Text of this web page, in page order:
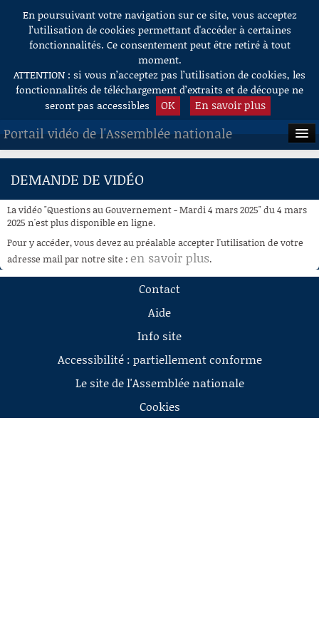
Aller au contenu
En poursuivant votre navigation sur ce site, vous acceptez
l’utilisation de cookies permettant d'accéder à certaines
fonctionnalités. Ce consentement peut être retiré à tout
moment.
ATTENTION : si vous n’acceptez pas l’utilisation de cookies, les
fonctionnalités de téléchargement d’extraits et de découpe ne
seront pas accessibles
OK En savoir plus
Portail vidéo de l'Assemblée nationale
ACCUEIL
À LA DEMANDE
RECHERCHE
AIDE À LA DÉCOUPE
DEMANDE DE VIDÉO
La vidéo "Questions au Gouvernement - Mardi 4 mars 2025" du 4 mars
2025 n'est plus disponible en ligne.
Pour y accéder, vous devez au préalable accepter l'utilisation de votre
adresse mail par notre site : en savoir plus.
Contact
Aide
Info site
Accessibilité : partiellement conforme
Le site de l'Assemblée nationale
Cookies